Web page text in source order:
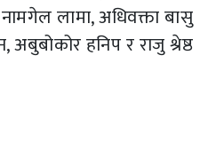
लामा, अधिवक्ता बासु
अबुबोकोर हनिप र राजु श्रेष्ठ